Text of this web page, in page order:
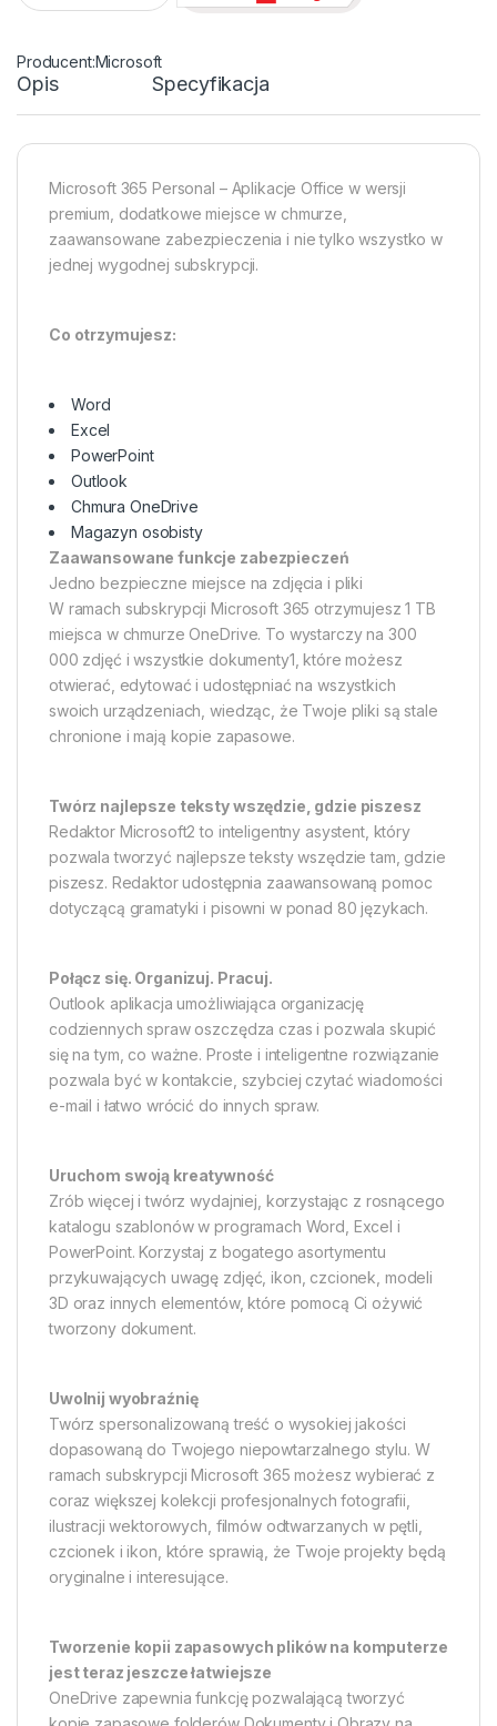
Microsoft
Opis Specyfikacja
Microsoft 365 Personal – Aplikacje Office w wersji
premium, dodatkowe miejsce w chmurze,
zaawansowane zabezpieczenia i nie tylko wszystko w
jednej wygodnej subskrypcji.
Co otrzymujesz:
Word
Excel
PowerPoint
Outlook
Chmura OneDrive
Magazyn osobisty
Zaawansowane funkcje zabezpieczeń
Jedno bezpieczne miejsce na zdjęcia i pliki
W ramach subskrypcji Microsoft 365 otrzymujesz 1 TB
miejsca w chmurze OneDrive. To wystarczy na 300
000 zdjęć i wszystkie dokumenty1, które możesz
otwierać, edytować i udostępniać na wszystkich
swoich urządzeniach, wiedząc, że Twoje pliki są stale
chronione i mają kopie zapasowe.
Twórz najlepsze teksty wszędzie, gdzie piszesz
Redaktor Microsoft2 to inteligentny asystent, który
pozwala tworzyć najlepsze teksty wszędzie tam, gdzie
piszesz. Redaktor udostępnia zaawansowaną pomoc
dotyczącą gramatyki i pisowni w ponad 80 językach.
Połącz się. Organizuj. Pracuj.
Outlook aplikacja umożliwiająca organizację
codziennych spraw oszczędza czas i pozwala skupić
się na tym, co ważne. Proste i inteligentne rozwiązanie
pozwala być w kontakcie, szybciej czytać wiadomości
e-mail i łatwo wrócić do innych spraw.
Uruchom swoją kreatywność
Zrób więcej i twórz wydajniej, korzystając z rosnącego
katalogu szablonów w programach Word, Excel i
PowerPoint. Korzystaj z bogatego asortymentu
przykuwających uwagę zdjęć, ikon, czcionek, modeli
3D oraz innych elementów, które pomocą Ci ożywić
tworzony dokument.
Uwolnij wyobraźnię
Twórz spersonalizowaną treść o wysokiej jakości
dopasowaną do Twojego niepowtarzalnego stylu. W
ramach subskrypcji Microsoft 365 możesz wybierać z
coraz większej kolekcji profesjonalnych fotografii,
ilustracji wektorowych, filmów odtwarzanych w pętli,
czcionek i ikon, które sprawią, że Twoje projekty będą
oryginalne i interesujące.
Tworzenie kopii zapasowych plików na komputerze
jest teraz jeszcze łatwiejsze
OneDrive zapewnia funkcję pozwalającą tworzyć